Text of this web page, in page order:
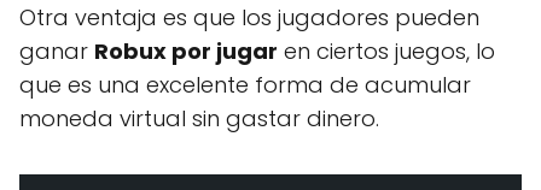
Otra ventaja es que los jugadores pueden
ganar Robux por jugar en ciertos juegos, lo
que es una excelente forma de acumular
moneda virtual sin gastar dinero.